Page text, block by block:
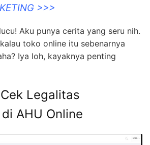
>>>
Aku punya cerita yang seru nih.
toko online itu sebenarnya
Iya loh, kayaknya penting
Legalitas
AHU Online